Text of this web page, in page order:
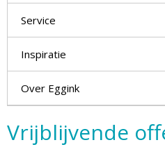
Service
Inspiratie
Over Eggink
Vrijblijvende